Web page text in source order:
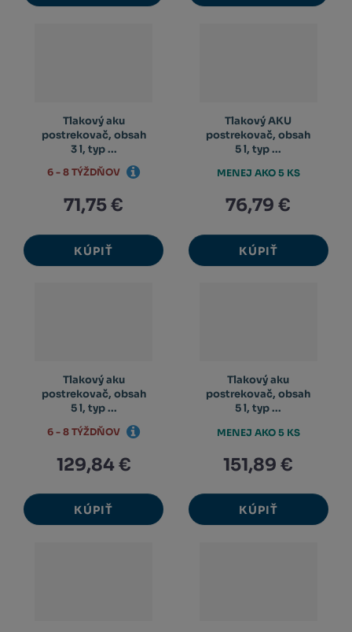
Tlakový aku
postrekovač, obsah
3 l, typ ...
71,75 €
KÚPIŤ
6 - 8 TÝŽDŇOV
Tlakový AKU
postrekovač, obsah
5 l, typ ...
76,79 €
KÚPIŤ
MENEJ AKO 5 KS
Tlakový aku
postrekovač, obsah
5 l, typ ...
129,84 €
KÚPIŤ
6 - 8 TÝŽDŇOV
Tlakový aku
postrekovač, obsah
5 l, typ ...
151,89 €
KÚPIŤ
MENEJ AKO 5 KS